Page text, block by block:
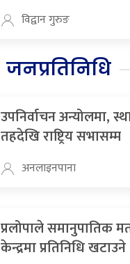
विद्वान गुरुङ
जनप्रतिनिधि
उपनिर्वाचन अन्योलमा,
तहदेखि राष्ट्रिय सभासम्म
अनलाइनपाना
प्रलोपाले समानुपातिक
केन्द्रमा प्रतिनिधि खटाउने